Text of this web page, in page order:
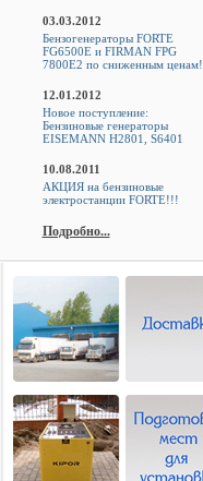
03.03.2012
Бензогенераторы FORTE
FG6500E и FIRMAN FPG
7800E2 по сниженным ценам!
12.01.2012
Новое поступление:
Бензиновые генераторы
EISEMANN H2801, S6401
10.08.2011
АКЦИЯ на бензиновые
электростанции FORTE!!!
Подробно...